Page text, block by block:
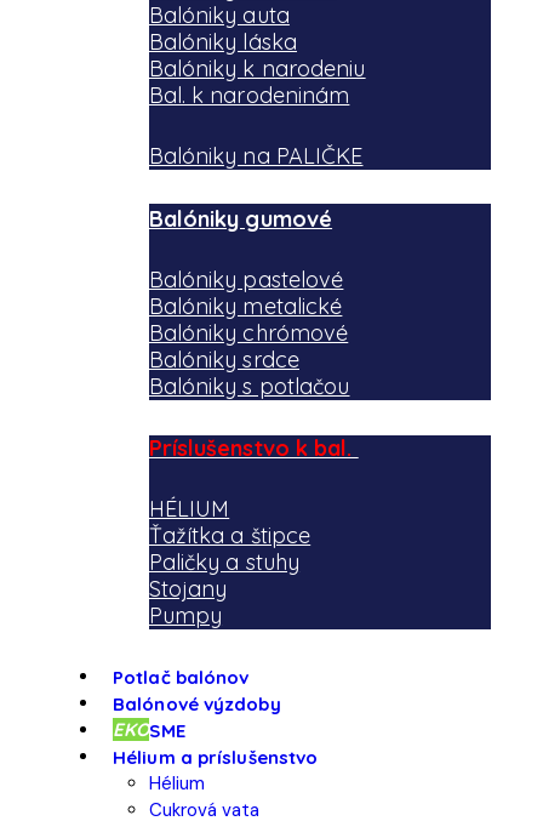
Balóniky auta
Balóniky láska
Balóniky k narodeniu
Bal. k narodeninám
Balóniky na PALIČKE
Balóniky gumové
Balóniky pastelové
Balóniky metalické
Balóniky chrómové
Balóniky srdce
Balóniky s potlačou
Príslušenstvo k bal.
HÉLIUM
Ťažítka a štipce
Paličky a stuhy
Stojany
Pumpy
Potlač balónov
Balónové výzdoby
EKOSME
Hélium a príslušenstvo
Hélium
Cukrová vata